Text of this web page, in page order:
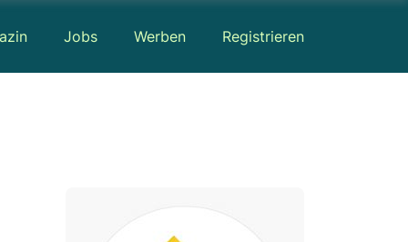
Jobs Werben Registrieren